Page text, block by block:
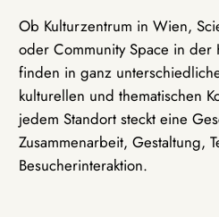
Ob Kulturzentrum in Wien,
oder Community Space in der
finden in ganz
kulturellen und thematischen
jedem Standort steckt eine
Zusammenarbeit, Gestaltung,
Besucherinteraktion.